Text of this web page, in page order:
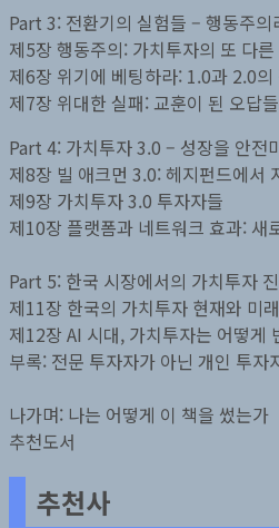
Part 3: 전환기의 실험들 – 행동주의
제5장 행동주의: 가치투자의 또 다른
제6장 위기에 베팅하라: 1.0과 2.0의
제7장 위대한 실패: 교훈이 된 오답들
Part 4: 가치투자 3.0 – 성장을 안전
제8장 빌 애크먼 3.0: 헤지펀드에서
제9장 가치투자 3.0 투자자들
제10장 플랫폼과 네트워크 효과: 새
Part 5: 한국 시장에서의 가치투자
제11장 한국의 가치투자 현재와 미래
제12장 AI 시대, 가치투자는 어떻게
부록: 전문 투자자가 아닌 개인 투자
나가며: 나는 어떻게 이 책을 썼는가
추천도서
추천사